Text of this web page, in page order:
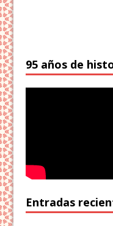
95 años de
Entradas